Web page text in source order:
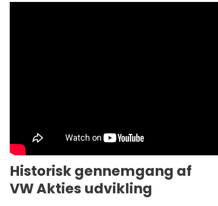
Historisk gennemgang af
VW Akties udvikling